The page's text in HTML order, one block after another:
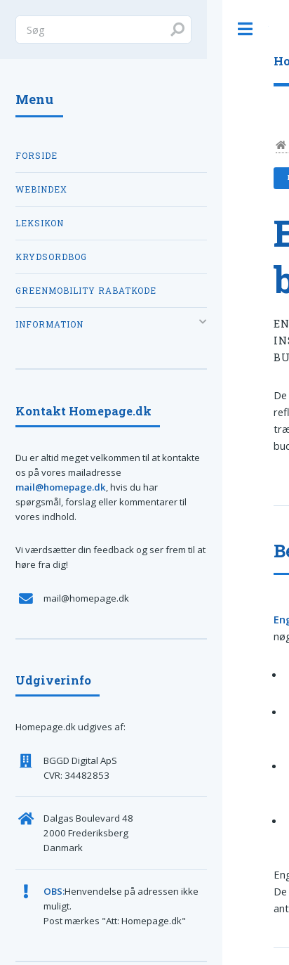
Menu
FORSIDE
WEBINDEX
LEKSIKON
KRYDSORDBOG
GREENMOBILITY RABATKODE
INFORMATION
Kontakt Homepage.dk
Du er altid meget velkommen til at kontakte
os på vores mailadresse
mail@homepage.dk, hvis du har
spørgsmål, forslag eller kommentarer til
vores indhold.
Vi værdsætter din feedback og ser frem til at
høre fra dig!
mail@homepage.dk
Udgiverinfo
Homepage.dk udgives af:
BGGD Digital ApS
CVR: 34482853
Dalgas Boulevard 48
2000 Frederiksberg
Danmark
OBS:Henvendelse på adressen ikke
muligt.
Post mærkes "Att: Homepage.dk"